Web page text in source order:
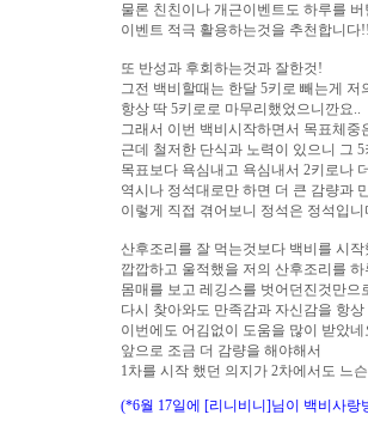
물론 친친이나 개근이벤트도 하루를
이벤트 적극 활용하는것을 추천합니다
또 반성과 후회하는것과 잘한것!
그전 백비할때는 한달 5키로 빼는게 저
항상 딱 5키로로 마무리했었으니깐요..
그래서 이번 백비시작하면서 목표체중
근데 철저한 단식과 노력이 있으니 그
목표보다 욕심내고 욕심내서 2키로나
역시나 정석대로만 하면 더 큰 감량과
이렇게 직접 겪어보니 정석은 정석입니
산후조리를 잘 먹는것보다 백비를 시
깝깝하고 울적했을 저의 산후조리를
몸매를 보고 레깅스를 벗어던진것만
다시 찾아와도 만족감과 자신감을 항
이번에도 어김없이 도움을 많이 받았
앞으로 조금 더 감량을 해야해서
1차를 시작 했던 의지가 2차에서도 느
(*6월 17일에 [리니비니]님이 백비사